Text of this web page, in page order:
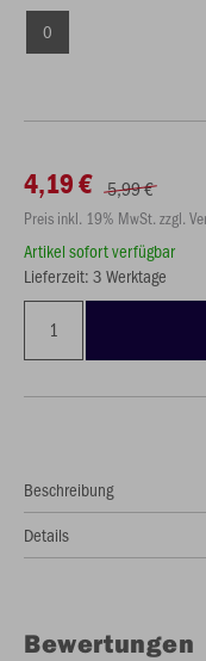
0
4,19 € 5,99 €
Preis inkl. 19% MwSt. zzgl.
Artikel sofort verfügbar
Lieferzeit: 3 Werktage
Beschreibung
Details
Bewertungen